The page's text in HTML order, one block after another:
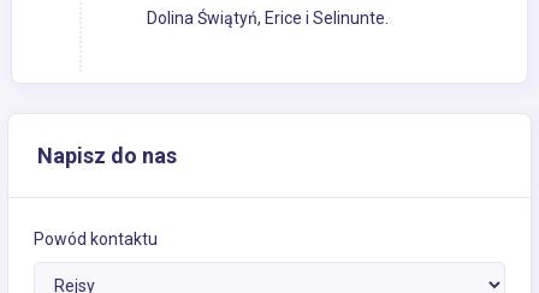
Dolina Świątyń, Erice i Selinunte.
Napisz do nas
Powód kontaktu